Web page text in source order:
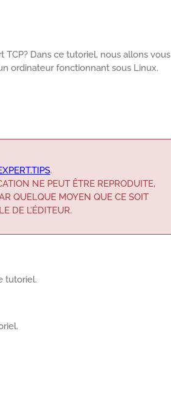
Dans ce tutoriel, nous allons vous
ordinateur fonctionnant sous Linux.
.
NE PEUT ÊTRE REPRODUITE,
QUELQUE MOYEN QUE CE SOIT
DE L’ÉDITEUR.
tutoriel.